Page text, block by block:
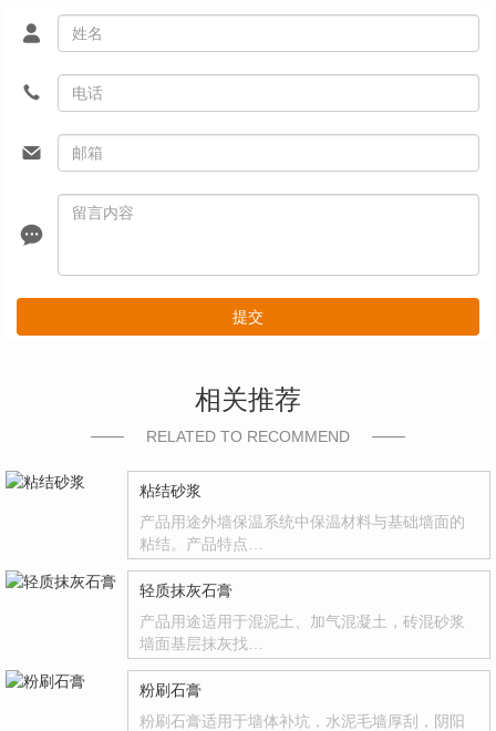
提交
相关推荐
RELATED TO RECOMMEND
粘结砂浆
产品用途外墙保温系统中保温材料与基础墙面的
粘结。产品特点…
轻质抹灰石膏
产品用途适用于混泥土、加气混凝土，砖混砂浆
墙面基层抹灰找…
粉刷石膏
粉刷石膏适用于墙体补坑，水泥毛墙厚刮，阴阳